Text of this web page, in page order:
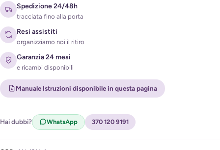
l'avviso di disponibilità (
Spedizione 24/48h
tracciata fino alla porta
Resi assistiti
organizziamo noi il ritiro
Garanzia 24 mesi
e ricambi disponibili
Manuale Istruzioni disponibile in questa pagina
Hai dubbi? WhatsApp 370 120 9191